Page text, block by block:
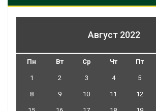
Август 2022
Пн Вт Ср Чт Пт
1 2 3 4 5
8 9 10 11 12